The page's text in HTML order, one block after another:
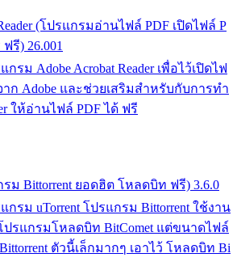
(โปรแกรมอ่านไฟล์ PDF เปิดไฟล์ P
รี) 26.001
รม Adobe Acrobat Reader เพื่อไว้เปิดไฟ
าก Adobe และช่วยเสริมสำหรับกับการทำ
ให้อ่านไฟล์ PDF ได้ ฟรี
รม Bittorrent ยอดฮิต โหลดบิท ฟรี) 3.6.0
รม uTorrent โปรแกรม Bittorrent ใช้งาน
ปรแกรมโหลดบิท BitComet แต่ขนาดไฟล์
ตัวนี้เล็กมากๆ เอาไว้ โหลดบิท Bi